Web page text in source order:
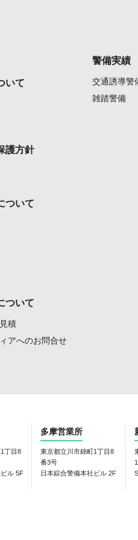
いて
護方針
警備実績
交通誘導警
雑踏警備
ついて
ついて
積
アへのお問合せ
丁目8
ル 5F
多摩営業所
東京都立川市錦町1丁目8
番3号
日本綜合警備本社ビル 2F